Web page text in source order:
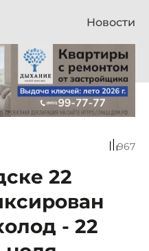
Новости
967
22
- 22